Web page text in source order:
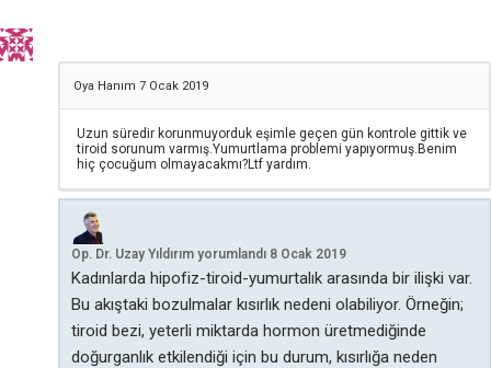
Oya Hanım 7 Ocak 2019
Uzun süredir korunmuyorduk eşimle geçen gün kontrole gittik ve
tiroid sorunum varmış.Yumurtlama problemi yapıyormuş.Benim
hiç çocuğum olmayacakmı?Ltf yardım.
Op. Dr. Uzay Yıldırım yorumlandı 8 Ocak 2019
Kadınlarda hipofiz-tiroid-yumurtalık arasında bir ilişki var.
Bu akıştaki bozulmalar kısırlık nedeni olabiliyor. Örneğin;
tiroid bezi, yeterli miktarda hormon üretmediğinde
doğurganlık etkilendiği için bu durum, kısırlığa neden